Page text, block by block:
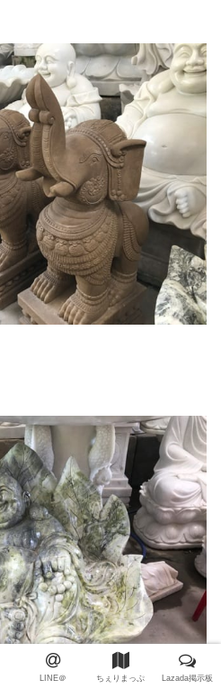
LINE＠ ちぇりまっぷ Lazada掲示板